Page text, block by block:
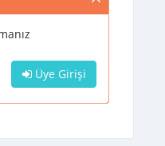
Üye Girişi